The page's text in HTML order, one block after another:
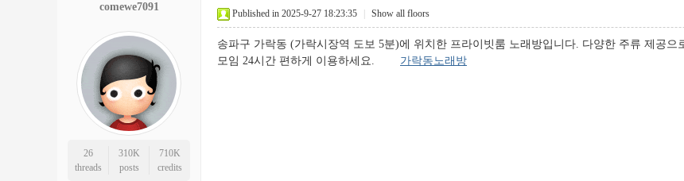
comewe7091
26
threads
310K
posts
710K
credits
Published in 2025-9-27 18:23:35 Show all floors
송파구 가락동 (가락시장역 도보 5분)에 위치한 프라이빗룸 노래방입니다. 다양한 주류 제공
모임 24시간 편하게 이용하세요. 가락동노래방